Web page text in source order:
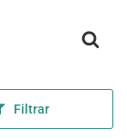
Filtrar